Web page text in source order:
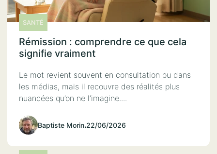
SANTÉ
Rémission : comprendre ce que cela
signifie vraiment
Le mot revient souvent en consultation ou dans
les médias, mais il recouvre des réalités plus
nuancées qu’on ne l’imagine....
Baptiste Morin.22/06/2026